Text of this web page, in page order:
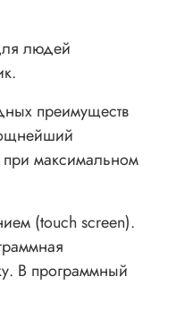
людей
преимуществ
при максимальном
(touch screen).
В программный